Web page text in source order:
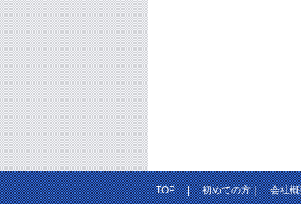
TOP|初めての方｜会社